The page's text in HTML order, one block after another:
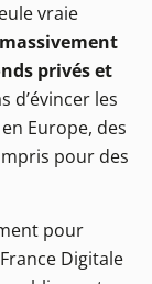
vraie
privés et
d’évincer les
Europe, des
pour des
pour
Digitale